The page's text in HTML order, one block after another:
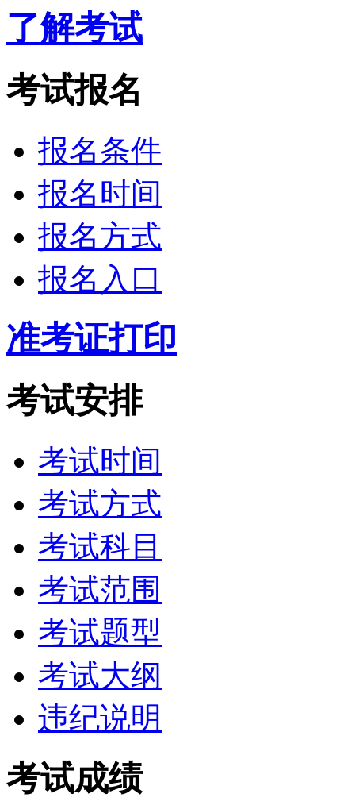
了解考试
考试报名
报名条件
报名时间
报名方式
报名入口
准考证打印
考试安排
考试时间
考试方式
考试科目
考试范围
考试题型
考试大纲
违纪说明
考试成绩